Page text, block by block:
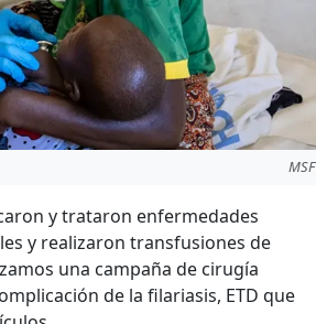
MSF
y trataron enfermedades
y realizaron transfusiones de
una campaña de cirugía
de la filariasis, ETD que